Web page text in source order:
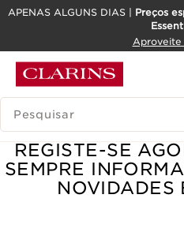
SALTAR PARA O CONTEÚDO
APENAS ALGUNS DIAS | Preços
Aproveite
PESQUISAR LEGENDA
REGISTE-SE
SEMPRE
NOVIDADES